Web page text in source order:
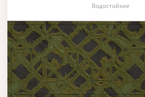
Водостойкие